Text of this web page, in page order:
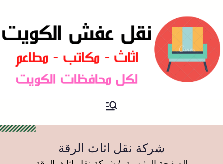
نقل عفش الكويت
شركة نقل اثاث الرقة